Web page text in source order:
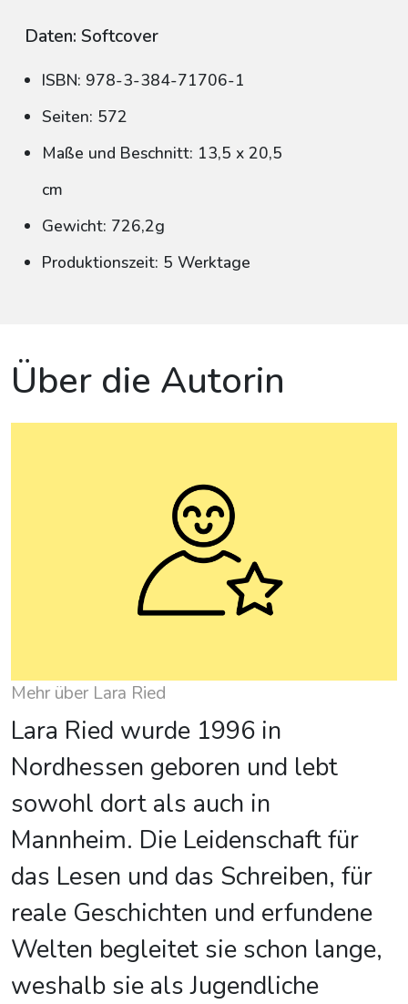
Daten: Softcover
ISBN: 978-3-384-71706-1
Seiten: 572
Maße und Beschnitt: 13,5 x 20,5
cm
Gewicht: 726,2g
Produktionszeit: 5 Werktage
Über die Autorin
Mehr über Lara Ried
Lara Ried wurde 1996 in
Nordhessen geboren und lebt
sowohl dort als auch in
Mannheim. Die Leidenschaft für
das Lesen und das Schreiben, für
reale Geschichten und erfundene
Welten begleitet sie schon lange,
weshalb sie als Jugendliche